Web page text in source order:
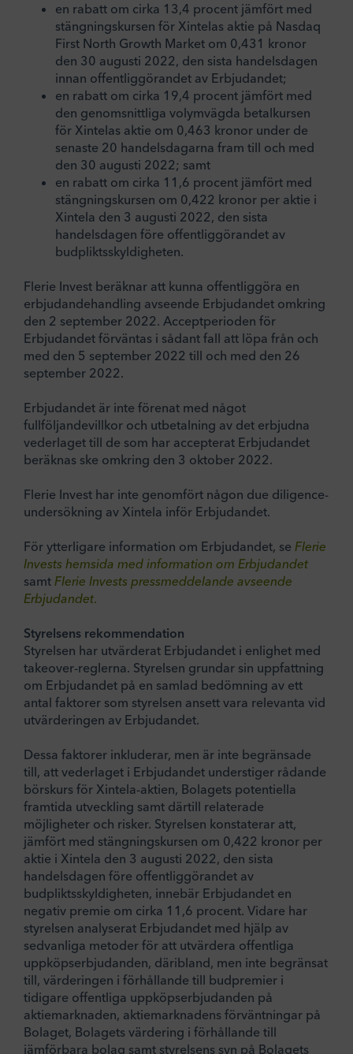
en rabatt om cirka 13,4 procent jämfört med
stängningskursen för Xintelas aktie på Nasdaq
First North Growth Market om 0,431 kronor
den 30 augusti 2022, den sista handelsdagen
innan offentliggörandet av Erbjudandet;
en rabatt om cirka 19,4 procent jämfört med
den genomsnittliga volymvägda betalkursen
för Xintelas aktie om 0,463 kronor under de
senaste 20 handelsdagarna fram till och med
den 30 augusti 2022; samt
en rabatt om cirka 11,6 procent jämfört med
stängningskursen om 0,422 kronor per aktie i
Xintela den 3 augusti 2022, den sista
handelsdagen före offentliggörandet av
budpliktsskyldigheten.
Flerie Invest beräknar att kunna offentliggöra en
erbjudandehandling avseende Erbjudandet omkring
den 2 september 2022. Acceptperioden för
Erbjudandet förväntas i sådant fall att löpa från och
med den 5 september 2022 till och med den 26
september 2022.
Erbjudandet är inte förenat med något
fullföljandevillkor och utbetalning av det erbjudna
vederlaget till de som har accepterat Erbjudandet
beräknas ske omkring den 3 oktober 2022.
Flerie Invest har inte genomfört någon due diligence-
undersökning av Xintela inför Erbjudandet.
För ytterligare information om Erbjudandet, se Flerie
Invests hemsida med information om Erbjudandet
samt Flerie Invests pressmeddelande avseende
Erbjudandet.
Styrelsens rekommendation
Styrelsen har utvärderat Erbjudandet i enlighet med
takeover-reglerna. Styrelsen grundar sin uppfattning
om Erbjudandet på en samlad bedömning av ett
antal faktorer som styrelsen ansett vara relevanta vid
utvärderingen av Erbjudandet.
Dessa faktorer inkluderar, men är inte begränsade
till, att vederlaget i Erbjudandet understiger rådande
börskurs för Xintela-aktien, Bolagets potentiella
framtida utveckling samt därtill relaterade
möjligheter och risker. Styrelsen konstaterar att,
jämfört med stängningskursen om 0,422 kronor per
aktie i Xintela den 3 augusti 2022, den sista
handelsdagen före offentliggörandet av
budpliktsskyldigheten, innebär Erbjudandet en
negativ premie om cirka 11,6 procent. Vidare har
styrelsen analyserat Erbjudandet med hjälp av
sedvanliga metoder för att utvärdera offentliga
uppköpserbjudanden, däribland, men inte begränsat
till, värderingen i förhållande till budpremier i
tidigare offentliga uppköpserbjudanden på
aktiemarknaden, aktiemarknadens förväntningar på
Bolaget, Bolagets värdering i förhållande till
jämförbara bolag samt styrelsens syn på Bolagets